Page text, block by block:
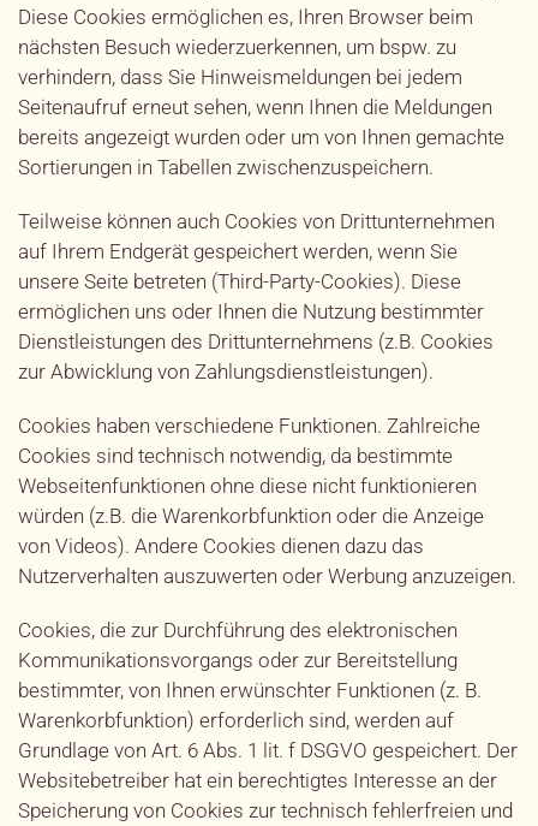
Diese Cookies ermöglichen es, Ihren Browser beim
nächsten Besuch wiederzuerkennen, um bspw. zu
verhindern, dass Sie Hinweismeldungen bei jedem
Seitenaufruf erneut sehen, wenn Ihnen die Meldungen
bereits angezeigt wurden oder um von Ihnen gemachte
Sortierungen in Tabellen zwischenzuspeichern.
Teilweise können auch Cookies von Drittunternehmen
auf Ihrem Endgerät gespeichert werden, wenn Sie
unsere Seite betreten (Third-Party-Cookies). Diese
ermöglichen uns oder Ihnen die Nutzung bestimmter
Dienstleistungen des Drittunternehmens (z.B. Cookies
zur Abwicklung von Zahlungsdienstleistungen).
Cookies haben verschiedene Funktionen. Zahlreiche
Cookies sind technisch notwendig, da bestimmte
Webseitenfunktionen ohne diese nicht funktionieren
würden (z.B. die Warenkorbfunktion oder die Anzeige
von Videos). Andere Cookies dienen dazu das
Nutzerverhalten auszuwerten oder Werbung anzuzeigen.
Cookies, die zur Durchführung des elektronischen
Kommunikationsvorgangs oder zur Bereitstellung
bestimmter, von Ihnen erwünschter Funktionen (z. B.
Warenkorbfunktion) erforderlich sind, werden auf
Grundlage von Art. 6 Abs. 1 lit. f DSGVO gespeichert. Der
Websitebetreiber hat ein berechtigtes Interesse an der
Speicherung von Cookies zur technisch fehlerfreien und